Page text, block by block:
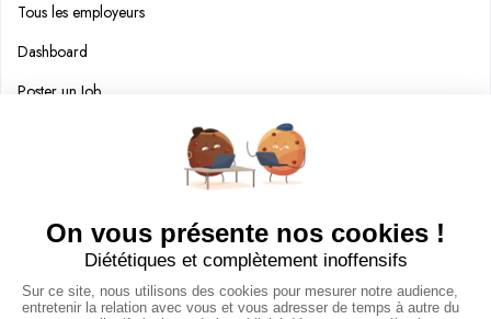
Tous les employeurs
Dashboard
Poster un Job
Ajouter mon salon
CGU